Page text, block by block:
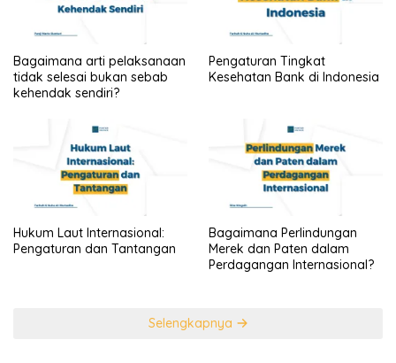
Bagaimana arti pelaksanaan
tidak selesai bukan sebab
kehendak sendiri?
Pengaturan Tingkat
Kesehatan Bank di Indonesia
Hukum Laut Internasional:
Pengaturan dan Tantangan
Bagaimana Perlindungan
Merek dan Paten dalam
Perdagangan Internasional?
Selengkapnya